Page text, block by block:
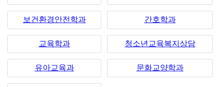
보건환경안전학과 간호학과
교육학과 청소년교육복지상담
유아교육과 문화교양학과